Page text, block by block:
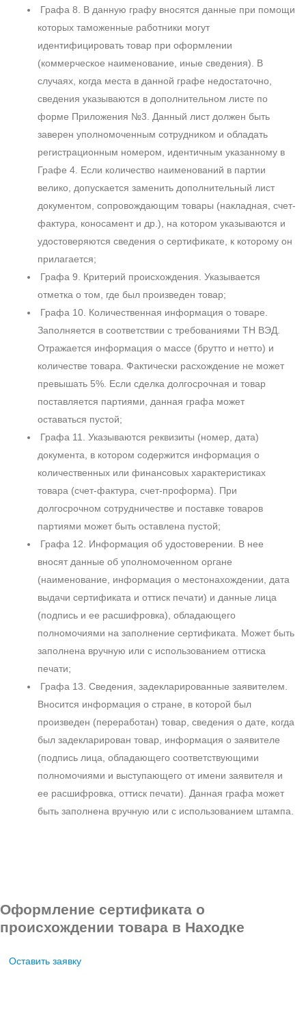
Графа 8. В данную графу вносятся данные при помощи
которых таможенные работники могут
идентифицировать товар при оформлении
(коммерческое наименование, иные сведения). В
случаях, когда места в данной графе недостаточно,
сведения указываются в дополнительном листе по
форме Приложения №3. Данный лист должен быть
заверен уполномоченным сотрудником и обладать
регистрационным номером, идентичным указанному в
Графе 4. Если количество наименований в партии
велико, допускается заменить дополнительный лист
документом, сопровождающим товары (накладная, счет-
фактура, коносамент и др.), на котором указываются и
удостоверяются сведения о сертификате, к которому он
прилагается;
Графа 9. Критерий происхождения. Указывается
отметка о том, где был произведен товар;
Графа 10. Количественная информация о товаре.
Заполняется в соответствии с требованиями ТН ВЭД.
Отражается информация о массе (брутто и нетто) и
количестве товара. Фактически расхождение не может
превышать 5%. Если сделка долгосрочная и товар
поставляется партиями, данная графа может
оставаться пустой;
Графа 11. Указываются реквизиты (номер, дата)
документа, в котором содержится информация о
количественных или финансовых характеристиках
товара (счет-фактура, счет-проформа). При
долгосрочном сотрудничестве и поставке товаров
партиями может быть оставлена пустой;
Графа 12. Информация об удостоверении. В нее
вносят данные об уполномоченном органе
(наименование, информация о местонахождении, дата
выдачи сертификата и оттиск печати) и данные лица
(подпись и ее расшифровка), обладающего
полномочиями на заполнение сертификата. Может быть
заполнена вручную или с использованием оттиска
печати;
Графа 13. Сведения, задекларированные заявителем.
Вносится информация о стране, в которой был
произведен (переработан) товар, сведения о дате, когда
был задекларирован товар, информация о заявителе
(подпись лица, обладающего соответствующими
полномочиями и выступающего от имени заявителя и
ее расшифровка, оттиск печати). Данная графа может
быть заполнена вручную или с использованием штампа.
Оформление сертификата о
происхождении товара в Находке
Оставить заявку